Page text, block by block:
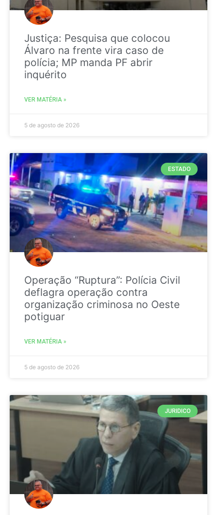
Justiça: Pesquisa que colocou
Álvaro na frente vira caso de
polícia; MP manda PF abrir
inquérito
VER MATÉRIA »
5 de agosto de 2026
ESTADO
Operação “Ruptura”: Polícia Civil
deflagra operação contra
organização criminosa no Oeste
potiguar
VER MATÉRIA »
5 de agosto de 2026
JURIDICO